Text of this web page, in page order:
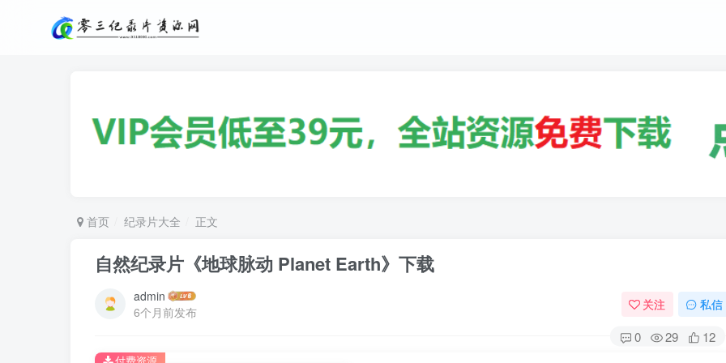
首页 纪录片大全 正文
自然纪录片《地球脉动 Planet Earth》下载
admin
6个月前发布
关注 私信
0 29 12